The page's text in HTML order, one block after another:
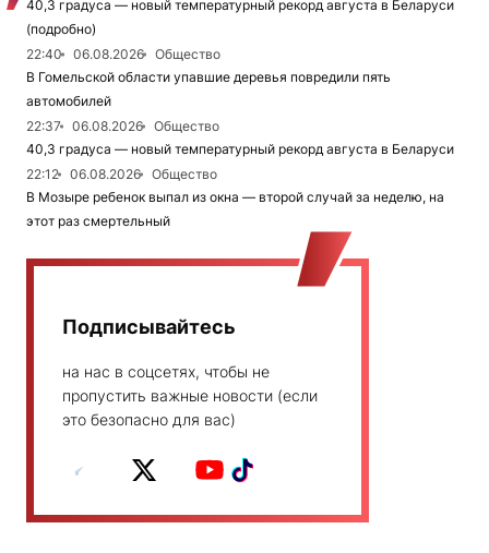
40,3 градуса — новый температурный рекорд августа в Беларуси
(подробно)
22:40
06.08.2026
Общество
В Гомельской области упавшие деревья повредили пять
автомобилей
22:37
06.08.2026
Общество
40,3 градуса — новый температурный рекорд августа в Беларуси
22:12
06.08.2026
Общество
В Мозыре ребенок выпал из окна — второй случай за неделю, на
этот раз смертельный
Подписывайтесь
на нас в соцсетях, чтобы не
пропустить важные новости (если
это безопасно для вас)